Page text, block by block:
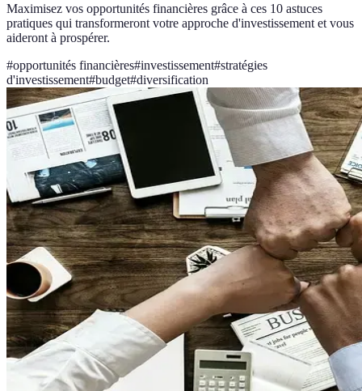
Maximisez vos opportunités financières grâce à ces 10 astuces
pratiques qui transformeront votre approche d'investissement et vous
aideront à prospérer.
#opportunités financières#investissement#stratégies
d'investissement#budget#diversification